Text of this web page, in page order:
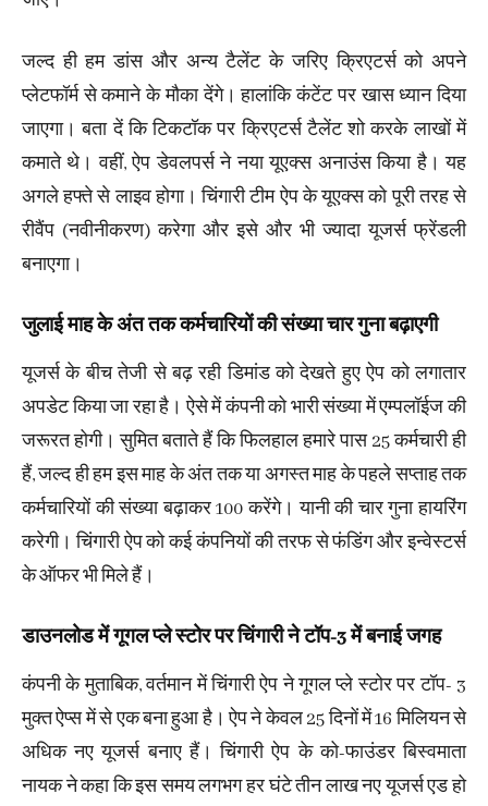
जल्द ही हम डांस और अन्य टैलेंट के जरिए क्रिएटर्स को अपने
प्लेटफॉर्म से कमाने के मौका देंगे। हालांकि कंटेंट पर खास ध्यान दिया
जाएगा। बता दें कि टिकटॉक पर क्रिएटर्स टैलेंट शो करके लाखों में
कमाते थे। वहीं, ऐप डेवलपर्स ने नया यूएक्स अनाउंस किया है। यह
अगले हफ्ते से लाइव होगा। चिंगारी टीम ऐप के यूएक्स को पूरी तरह से
रीवैंप (नवीनीकरण) करेगा और इसे और भी ज्यादा यूजर्स फ्रेंडली
बनाएगा।
जुलाई माह के अंत तक कर्मचारियों की संख्या चार गुना बढ़ाएगी
यूजर्स के बीच तेजी से बढ़ रही डिमांड को देखते हुए ऐप को लगातार
अपडेट किया जा रहा है। ऐसे में कंपनी को भारी संख्या में एम्पलॉईज की
जरूरत होगी। सुमित बताते हैं कि फिलहाल हमारे पास 25 कर्मचारी ही
हैं, जल्द ही हम इस माह के अंत तक या अगस्त माह के पहले सप्ताह तक
कर्मचारियों की संख्या बढ़ाकर 100 करेंगे। यानी की चार गुना हायरिंग
करेगी। चिंगारी ऐप को कई कंपनियों की तरफ से फंडिंग और इन्वेस्टर्स
के ऑफर भी मिले हैं।
डाउनलोड में गूगल प्ले स्टोर पर चिंगारी ने टॉप-3 में बनाई जगह
कंपनी के मुताबिक, वर्तमान में चिंगारी ऐप ने गूगल प्ले स्टोर पर टॉप- 3
मुक्त ऐप्स में से एक बना हुआ है। ऐप ने केवल 25 दिनों में 16 मिलियन से
अधिक नए यूजर्स बनाए हैं। चिंगारी ऐप के को-फाउंडर बिस्वमाता
नायक ने कहा कि इस समय लगभग हर घंटे तीन लाख नए यूजर्स एड हो